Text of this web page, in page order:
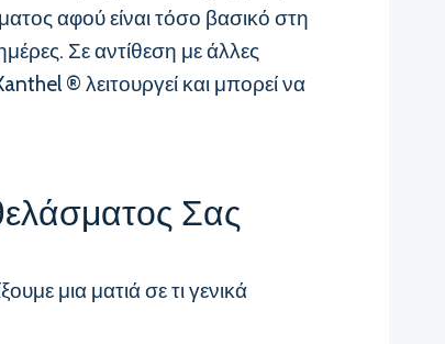
αφού είναι τόσο βασικό στη
Σε αντίθεση με άλλες
® λειτουργεί και μπορεί να
Σας
μια ματιά σε τι γενικά